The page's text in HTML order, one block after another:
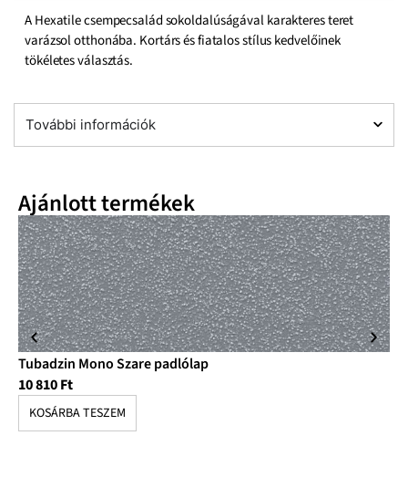
A Hexatile csempecsalád sokoldalúságával karakteres teret
varázsol otthonába. Kortárs és fiatalos stílus kedvelőinek
tökéletes választás.
További információk
Ajánlott termékek
Tubadzin Mono Szare padlólap
10 810Ft
KOSÁRBA TESZEM